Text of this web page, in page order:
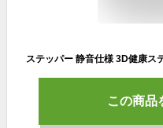
この商品